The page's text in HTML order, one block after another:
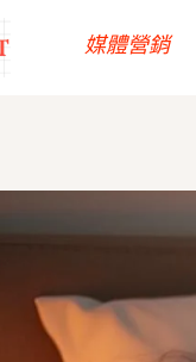
媒體營銷